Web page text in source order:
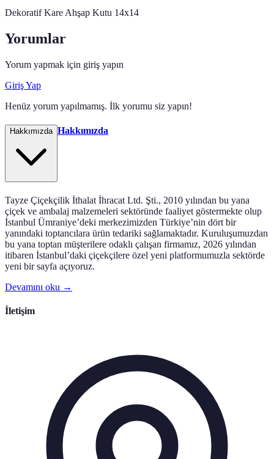
Dekoratif Kare Ahşap Kutu 14x14
Yorumlar
Yorum yapmak için giriş yapın
Giriş Yap
Henüz yorum yapılmamış. İlk yorumu siz yapın!
Hakkımızda Hakkımızda
Tayze Çiçekçilik İthalat İhracat Ltd. Şti., 2010 yılından bu yana
çiçek ve ambalaj malzemeleri sektöründe faaliyet göstermekte olup
İstanbul Ümraniye’deki merkezimizden Türkiye’nin dört bir
yanındaki toptancılara ürün tedariki sağlamaktadır. Kuruluşumuzdan
bu yana toptan müşterilere odaklı çalışan firmamız, 2026 yılından
itibaren İstanbul’daki çiçekçilere özel yeni platformumuzla sektörde
yeni bir sayfa açıyoruz.
Devamını oku →
İletişim